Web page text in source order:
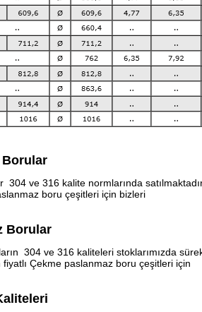
Borular
304 ve 316 kalite normlarında
boru çeşitleri için bizleri
Borular
304 ve 316 kaliteleri stoklarımızda
fiyatlı Çekme paslanmaz boru çeşitleri için